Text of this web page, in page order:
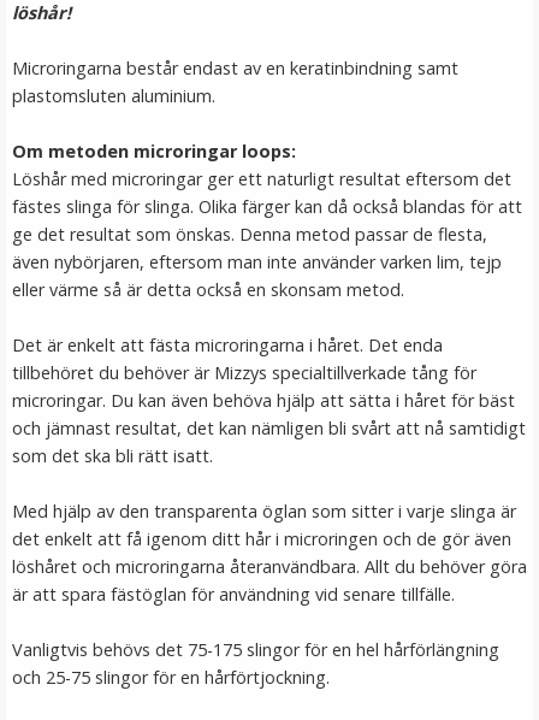
Mizzy Tangler brush - Blå
★★★★★
99 kr
LÄGG I VARUKORG
löshår!
Microringarna består endast av en keratinbindning samt
plastomsluten aluminium.
Om metoden microringar loops:
Löshår med microringar ger ett naturligt resultat eftersom det
fästes slinga för slinga. Olika färger kan då också blandas för att
ge det resultat som önskas. Denna metod passar de flesta,
även nybörjaren, eftersom man inte använder varken lim, tejp
eller värme så är detta också en skonsam metod.
Det är enkelt att fästa microringarna i håret. Det enda
tillbehöret du behöver är Mizzys specialtillverkade tång för
microringar. Du kan även behöva hjälp att sätta i håret för bäst
och jämnast resultat, det kan nämligen bli svårt att nå samtidigt
som det ska bli rätt isatt.
Med hjälp av den transparenta öglan som sitter i varje slinga är
det enkelt att få igenom ditt hår i microringen och de gör även
löshåret och microringarna återanvändbara. Allt du behöver göra
är att spara fästöglan för användning vid senare tillfälle.
Vanligtvis behövs det 75-175 slingor för en hel hårförlängning
och 25-75 slingor för en hårförtjockning.